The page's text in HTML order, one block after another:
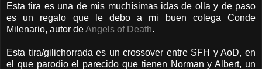
Esta tira es una de mis muchísimas idas de olla y de paso
es un regalo que le debo a mi buen colega Conde
Milenario, autor deAngels of Death.
Esta tira/gilichorrada es un crossover entre SFH y AoD, en
el que parodio el parecido que tienen Norman y Albert, un